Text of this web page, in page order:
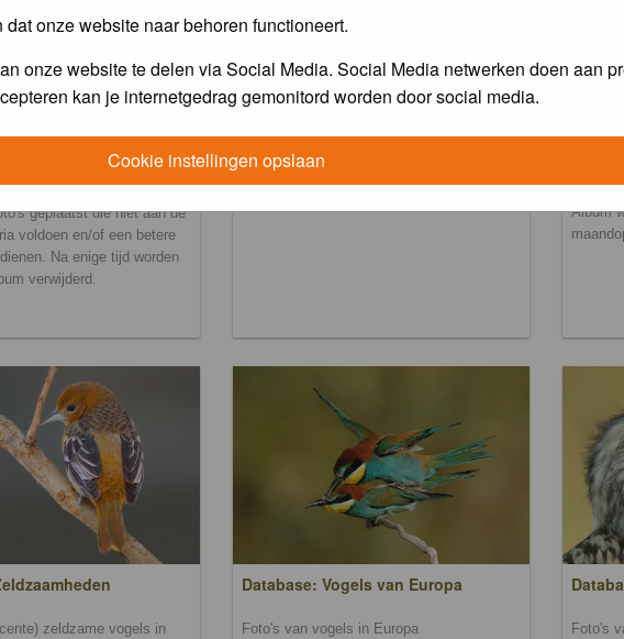
onze website naar behoren functioneert.
onze website te delen via Social Media. Social Media netwerken doen aan
kan je internetgedrag gemonitord worden door social media.
Cookie instellingen opslaan
geplaatst die niet aan de
voldoen en/of een betere
Na enige tijd worden
verwijderd.
maandopdracht.
Album
zeldzame vogels in
Database: Vogels van Europa
Foto's van vogels in Europa Foto's